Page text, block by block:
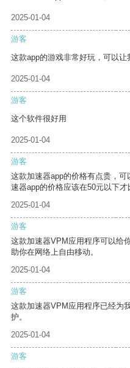
2025-01-04
游客
这款app的游戏非常好玩，可以让
2025-01-04
游客
这个软件很好用
2025-01-04
游客
这款加速器app的价格有点贵，
速器app的价格应该在50元以下才
2025-01-04
游客
这款加速器VPM应用程序可以给
助你在网络上自由移动。
2025-01-04
游客
这款加速器VPM应用程序已经为
护。
2025-01-04
游客